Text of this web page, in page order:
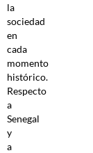
la
sociedad
en
cada
momento
histórico.
Respecto
a
Senegal
y
a